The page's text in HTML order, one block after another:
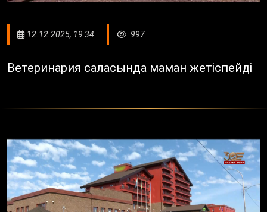
12.12.2025, 19:34 997
Ветеринария саласында маман жетіспейді